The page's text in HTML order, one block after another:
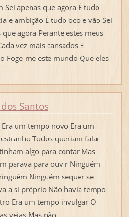
Sei apenas que agora É tudo
e ambição É tudo oco e vão Sei
que agora Perante estes meus
vez mais cansados E
Foge-me este mundo Que eles
Santos
um tempo novo Era um
Todos queriam falar
algo para contar Mas
parava para ouvir Ninguém
Ninguém sequer se
a si próprio Não havia tempo
Era um tempo invulgar O
veias Mas não...